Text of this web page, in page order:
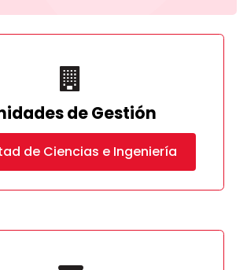
de Gestión
de Ciencias e Ingeniería